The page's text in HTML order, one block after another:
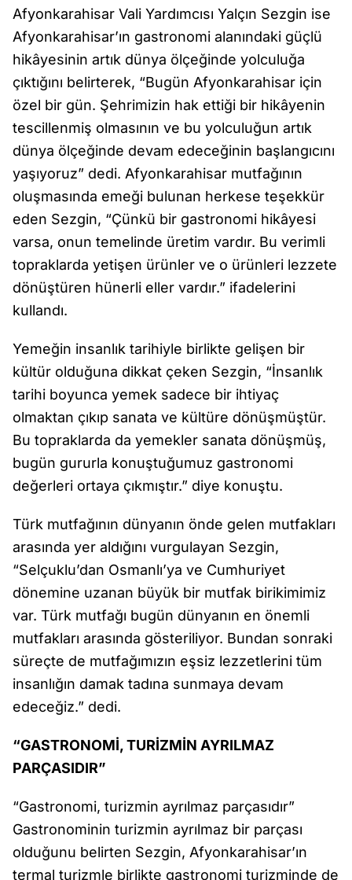
Afyonkarahisar Vali Yardımcısı Yalçın Sezgin ise
Afyonkarahisar’ın gastronomi alanındaki güçlü
hikâyesinin artık dünya ölçeğinde yolculuğa
çıktığını belirterek, “Bugün Afyonkarahisar için
özel bir gün. Şehrimizin hak ettiği bir hikâyenin
tescillenmiş olmasının ve bu yolculuğun artık
dünya ölçeğinde devam edeceğinin başlangıcını
yaşıyoruz” dedi. Afyonkarahisar mutfağının
oluşmasında emeği bulunan herkese teşekkür
eden Sezgin, “Çünkü bir gastronomi hikâyesi
varsa, onun temelinde üretim vardır. Bu verimli
topraklarda yetişen ürünler ve o ürünleri lezzete
dönüştüren hünerli eller vardır.” ifadelerini
kullandı.
Yemeğin insanlık tarihiyle birlikte gelişen bir
kültür olduğuna dikkat çeken Sezgin, “İnsanlık
tarihi boyunca yemek sadece bir ihtiyaç
olmaktan çıkıp sanata ve kültüre dönüşmüştür.
Bu topraklarda da yemekler sanata dönüşmüş,
bugün gururla konuştuğumuz gastronomi
değerleri ortaya çıkmıştır.” diye konuştu.
Türk mutfağının dünyanın önde gelen mutfakları
arasında yer aldığını vurgulayan Sezgin,
“Selçuklu’dan Osmanlı’ya ve Cumhuriyet
dönemine uzanan büyük bir mutfak birikimimiz
var. Türk mutfağı bugün dünyanın en önemli
mutfakları arasında gösteriliyor. Bundan sonraki
süreçte de mutfağımızın eşsiz lezzetlerini tüm
insanlığın damak tadına sunmaya devam
edeceğiz.” dedi.
“GASTRONOMİ, TURİZMİN AYRILMAZ
PARÇASIDIR”
“Gastronomi, turizmin ayrılmaz parçasıdır”
Gastronominin turizmin ayrılmaz bir parçası
olduğunu belirten Sezgin, Afyonkarahisar’ın
termal turizmle birlikte gastronomi turizminde de